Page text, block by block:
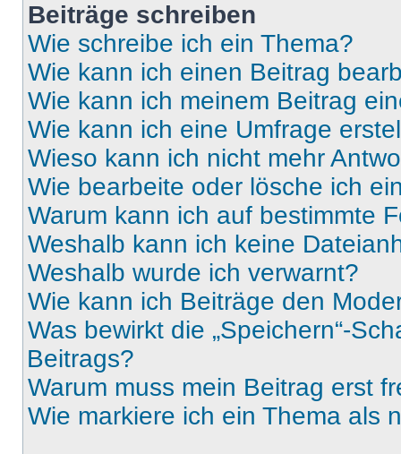
Beiträge schreiben
Wie schreibe ich ein Thema?
Wie kann ich einen Beitrag
Wie kann ich meinem Beitrag
Wie kann ich eine Umfrage
Wieso kann ich nicht mehr
Wie bearbeite oder lösche ich
Warum kann ich auf bestimmte
Weshalb kann ich keine
Weshalb wurde ich verwarnt?
Wie kann ich Beiträge den
Was bewirkt die „Speichern“-
Beitrags?
Warum muss mein Beitrag erst
Wie markiere ich ein Thema als